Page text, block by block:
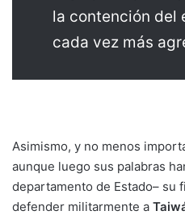
la contención del
cada vez más
Asimismo, y no menos
aunque luego sus palabras
departamento de Estado– su
defender militarmente a